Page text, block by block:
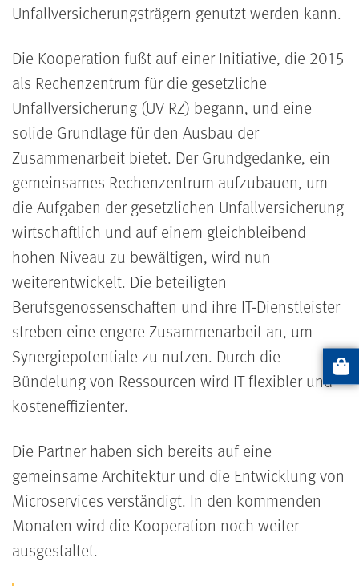
Unfallversicherungsträgern genutzt werden kann.
Die Kooperation fußt auf einer Initiative, die 2015
als Rechenzentrum für die gesetzliche
Unfallversicherung (UV RZ) begann, und eine
solide Grundlage für den Ausbau der
Zusammenarbeit bietet. Der Grundgedanke, ein
gemeinsames Rechenzentrum aufzubauen, um
die Aufgaben der gesetzlichen Unfallversicherung
wirtschaftlich und auf einem gleichbleibend
hohen Niveau zu bewältigen, wird nun
weiterentwickelt. Die beteiligten
Berufsgenossenschaften und ihre IT-Dienstleister
streben eine engere Zusammenarbeit an, um
Synergiepotentiale zu nutzen. Durch die
Bündelung von Ressourcen wird IT flexibler und
kosteneffizienter.
Die Partner haben sich bereits auf eine
gemeinsame Architektur und die Entwicklung von
Microservices verständigt. In den kommenden
Monaten wird die Kooperation noch weiter
ausgestaltet.
Artikel